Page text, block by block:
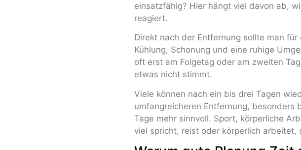
einsatzfähig? Hier hängt viel davon ab,
reagiert.
Direkt nach der Entfernung sollte man
Kühlung, Schonung und eine ruhige
oft erst am Folgetag oder am zweiten
etwas nicht stimmt.
Viele können nach ein bis drei Tagen
umfangreicheren Entfernung, besonders
Tage mehr sinnvoll. Sport, körperliche
viel spricht, reist oder körperlich arbeitet,